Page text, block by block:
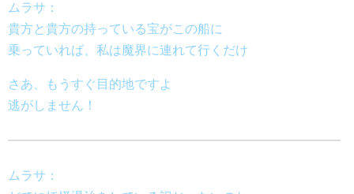
ムラサ：
貴方と貴方の持っている宝がこの船に
乗っていれば、私は魔界に連れて行くだけ
さあ、もうすぐ目的地ですよ
逃がしません！
ムラサ：